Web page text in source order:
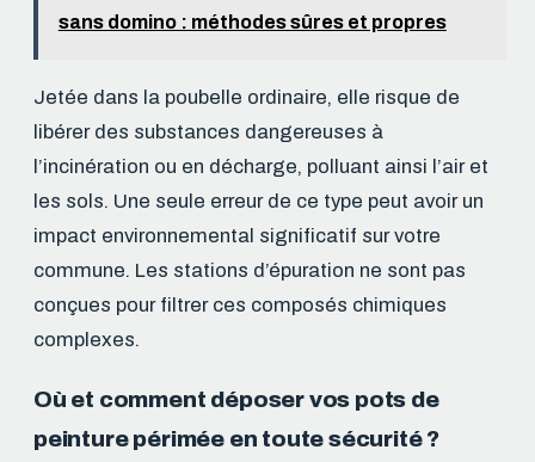
sans domino : méthodes sûres et propres
Jetée dans la poubelle ordinaire, elle risque de
libérer des substances dangereuses à
l’incinération ou en décharge, polluant ainsi l’air et
les sols. Une seule erreur de ce type peut avoir un
impact environnemental significatif sur votre
commune. Les stations d’épuration ne sont pas
conçues pour filtrer ces composés chimiques
complexes.
Où et comment déposer vos pots de
peinture périmée en toute sécurité ?